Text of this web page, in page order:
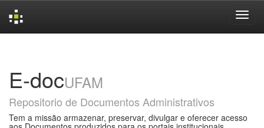
E-docUFAM
Repositorio de Documentos Administrativos
Tem a missão armazenar, preservar, divulgar e oferecer acesso